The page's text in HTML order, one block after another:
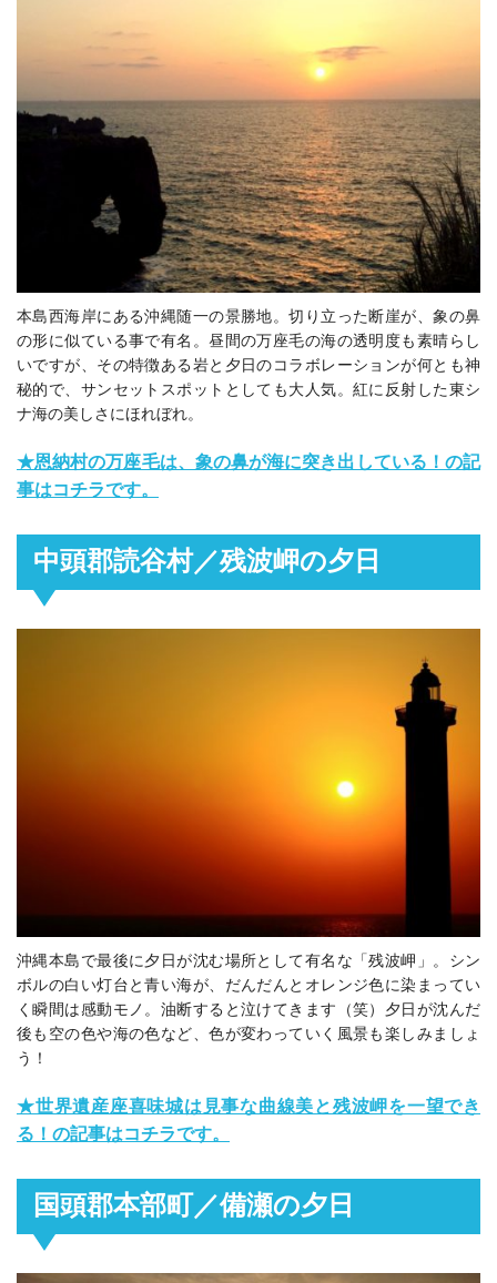
本島西海岸にある沖縄随一の景勝地。切り立った断崖が、象の鼻
の形に似ている事で有名。昼間の万座毛の海の透明度も素晴らし
いですが、その特徴ある岩と夕日のコラボレーションが何とも神
秘的で、サンセットスポットとしても大人気。紅に反射した東シ
ナ海の美しさにほれぼれ。
★恩納村の万座毛は、象の鼻が海に突き出している！の記
事はコチラです。
中頭郡読谷村／残波岬の夕日
沖縄本島で最後に夕日が沈む場所として有名な「残波岬」。シン
ボルの白い灯台と青い海が、だんだんとオレンジ色に染まってい
く瞬間は感動モノ。油断すると泣けてきます（笑）夕日が沈んだ
後も 空の色や海の色など、色が変わっていく風景も楽しみましょ
う！
★世界遺産座喜味城は見事な曲線美と残波岬を一望でき
る！の記事はコチラです。
国頭郡本部町／備瀬の夕日